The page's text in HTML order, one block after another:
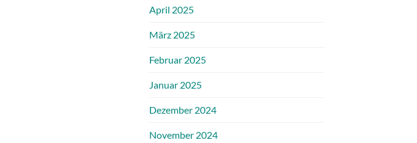
April 2025
März 2025
Februar 2025
Januar 2025
Dezember 2024
November 2024